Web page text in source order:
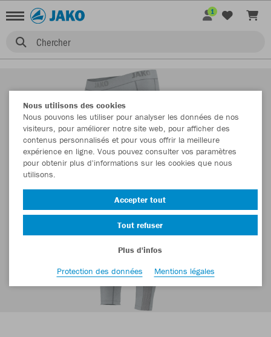
Chercher
1
Nous utilisons des cookies
Nous pouvons les utiliser pour analyser les données de nos
visiteurs, pour améliorer notre site web, pour afficher des
contenus personnalisés et pour vous offrir la meilleure
expérience en ligne. Vous pouvez consulter vos paramètres
pour obtenir plus d'informations sur les cookies que nous
utilisons.
Accepter tout
Tout refuser
Plus d'infos
Protection des données
Mentions légales